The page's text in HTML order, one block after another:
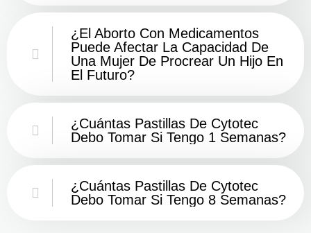
¿El Aborto Con Medicamentos
Puede Afectar La Capacidad De
Una Mujer De Procrear Un Hijo En
El Futuro?
¿Cuántas Pastillas De Cytotec
Debo Tomar Si Tengo 1 Semanas?
¿Cuántas Pastillas De Cytotec
Debo Tomar Si Tengo 8 Semanas?